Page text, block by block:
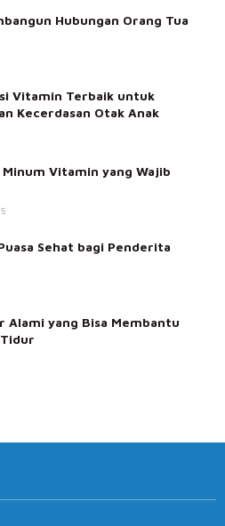
Hubungan Orang Tua
Vitamin Terbaik untuk
Kecerdasan Otak Anak
Vitamin yang Wajib
Sehat bagi Penderita
Alami yang Bisa Membantu